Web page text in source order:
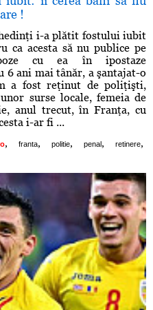
!
i-a plătit fostului iubit
ca acesta să nu publice pe
cu ea în ipostaze
6 ani mai tânăr, a şantajat-o
a fost reţinut de poliţişti,
surse locale, femeia de
anul trecut, în Franţa, cu
i-ar fi ...
, franta, politie, penal, retinere,